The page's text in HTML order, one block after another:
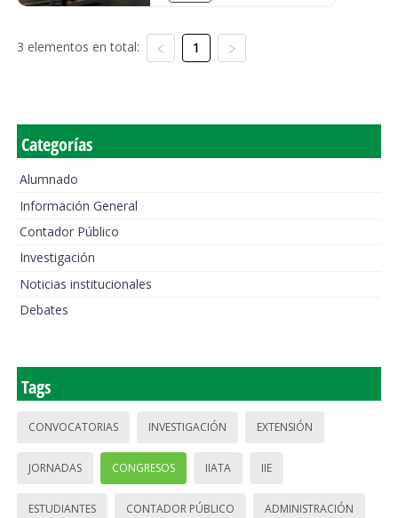
3 elementos en total: 1
Categorías
Alumnado
Información General
Contador Público
Investigación
Noticias institucionales
Debates
Tags
CONVOCATORIAS INVESTIGACIÓN EXTENSIÓN
JORNADAS CONGRESOS IIATA IIE
ESTUDIANTES CONTADOR PÚBLICO ADMINISTRACIÓN